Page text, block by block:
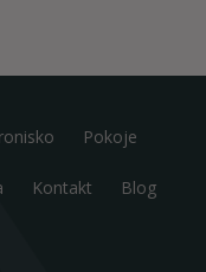
Pokoje
Kontakt
Blog